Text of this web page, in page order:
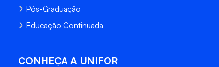
Pós-Graduação
Educação Continuada
CONHEÇA A UNIFOR